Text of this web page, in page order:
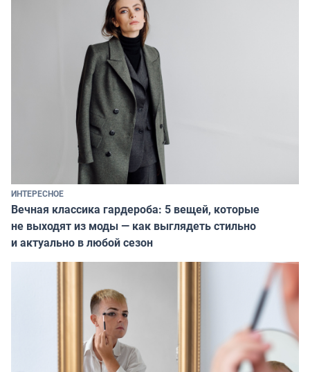
ИНТЕРЕСНОЕ
Вечная классика гардероба: 5 вещей, которые
не выходят из моды — как выглядеть стильно
и актуально в любой сезон